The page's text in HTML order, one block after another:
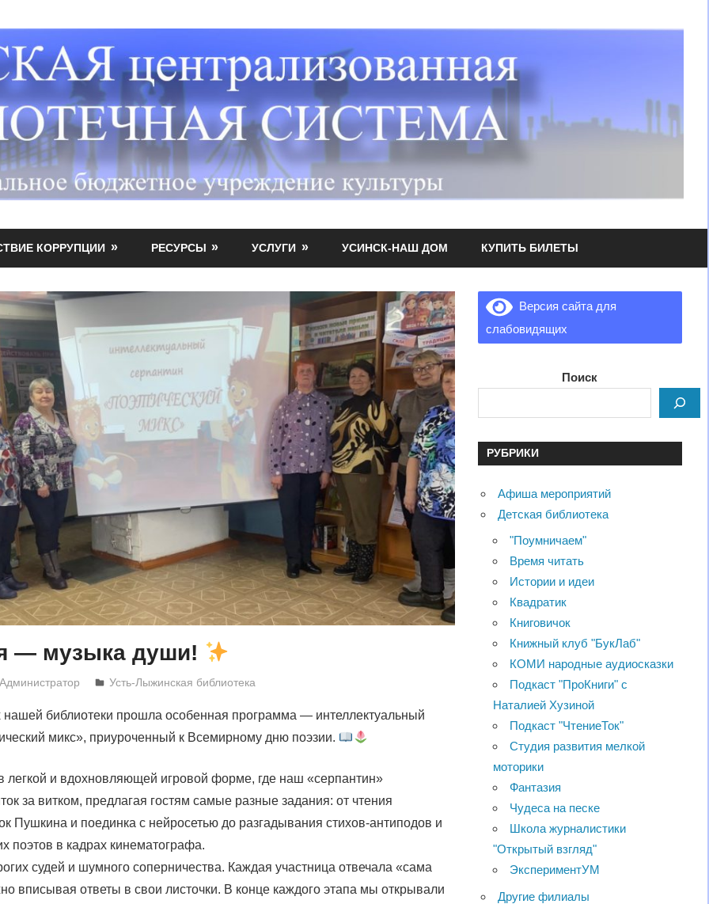
КОРРУПЦИИ РЕСУРСЫ УСЛУГИ УСИНСК-НАШ ДОМ КУПИТЬ БИЛЕТЫ
— музыка души!
Администратор Усть-Лыжинская библиотека
нашей библиотеки прошла особенная программа — интеллектуальный
микс», приуроченный к Всемирному дню поэзии.
легкой и вдохновляющей игровой форме, где наш «серпантин»
за витком, предлагая гостям самые разные задания: от чтения
Пушкина и поединка с нейросетью до разгадывания стихов-антиподов и
поэтов в кадрах кинематографа.
судей и шумного соперничества. Каждая участница отвечала «сама
вписывая ответы в свои листочки. В конце каждого этапа мы открывали
Версия сайта для
слабовидящих
Поиск
РУБРИКИ
Афиша мероприятий
Детская библиотека
"Поумничаем"
Время читать
Истории и идеи
Квадратик
Книговичок
Книжный клуб "БукЛаб"
КОМИ народные аудиосказки
Подкаст "ПроКниги" с
Наталией Хузиной
Подкаст "ЧтениеТок"
Студия развития мелкой
моторики
Фантазия
Чудеса на песке
Школа журналистики
"Открытый взгляд"
ЭкспериментУМ
Другие филиалы